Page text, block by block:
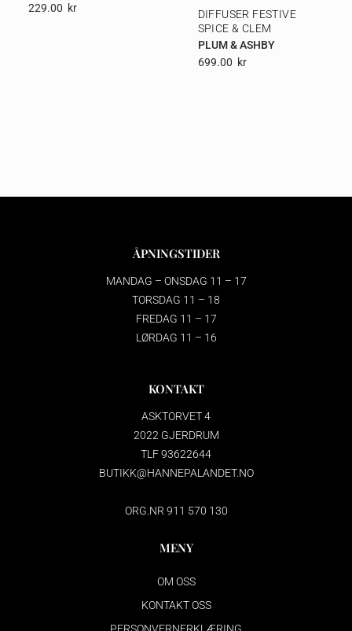
229.00 Kr
DIFFUSER FESTIVE
SPICE & CLEM
PLUM & ASHBY
699.00 Kr
ÅPNINGSTIDER
MANDAG – ONSDAG 11 – 17
TORSDAG 11 – 18
FREDAG 11 – 17
LØRDAG 11 – 16
KONTAKT
ASKTORVET 4
2022 GJERDRUM
TLF 93622644
BUTIKK@HANNEPALANDET.NO
ORG.NR 911 570 130
MENY
OM OSS
KONTAKT OSS